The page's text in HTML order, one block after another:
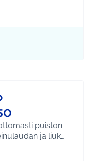
Infra ja liikenne
puiston
ja liuk…